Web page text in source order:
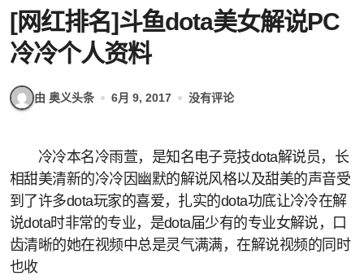
[网红排名]斗鱼dota美女解说PC
冷冷个人资料
由 奥义头条 6月 9, 2017 没有评论
冷冷本名冷雨萱，是知名电子竞技dota解说员，长
相甜美清新的冷冷因幽默的解说风格以及甜美的声音受
到了许多dota玩家的喜爱，扎实的dota功底让冷冷在解
说dota时非常的专业，是dota届少有的专业女解说，口
齿清晰的她在视频中总是灵气满满，在解说视频的同时
也收